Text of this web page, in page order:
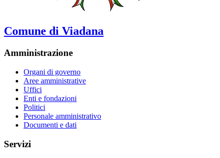
Comune di Viadana
Amministrazione
Organi di governo
Aree amministrative
Uffici
Enti e fondazioni
Politici
Personale amministrativo
Documenti e dati
Servizi